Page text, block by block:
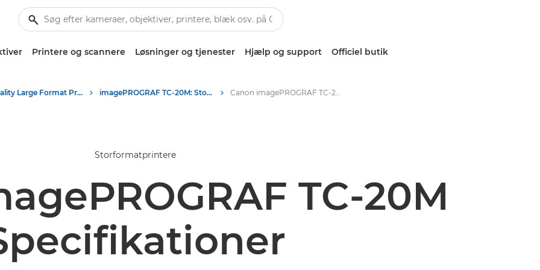
Printere og scannere Løsninger og tjenester Hjælp og support Officiel butik
High-Quality Large Format Printers for CAD/GIS and Stunning Graphics imagePROGRAF TC-20M: Storformatprint i høj kvalitet Canon imagePROGRAF TC-20M | Storformatprintere – Specifikationer
Storformatprintere
TC-20M